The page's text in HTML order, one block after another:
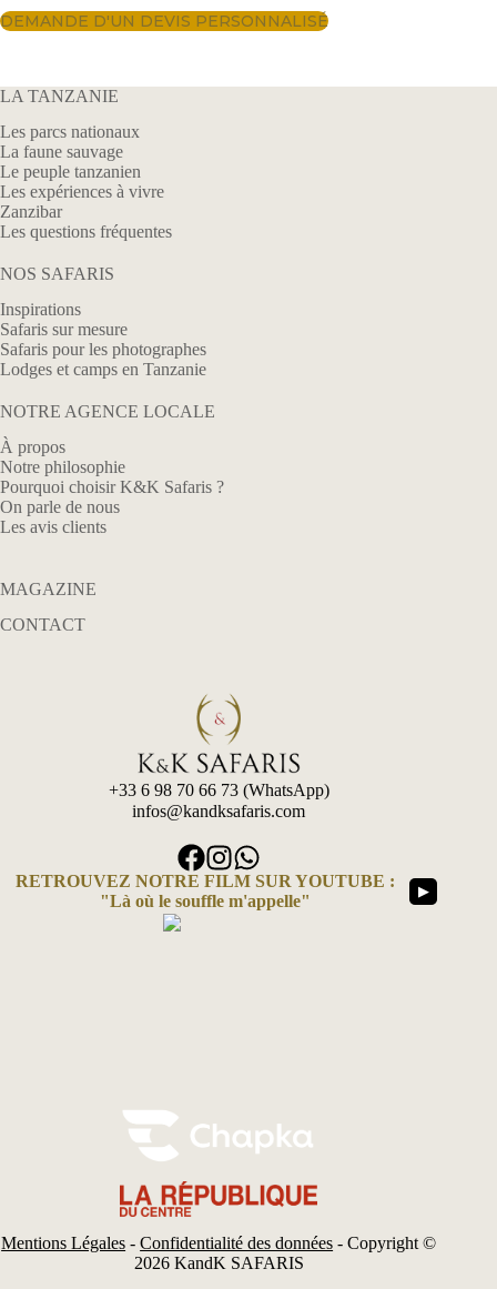
DEMANDE D'UN DEVIS PERSONNALISÉ
LA TANZANIE
Les parcs nationaux
La faune sauvage
Le peuple tanzanien
Les expériences à vivre
Zanzibar
Les questions fréquentes
NOS SAFARIS
Inspirations
Safaris sur mesure
Safaris pour les photographes
Lodges et camps en Tanzanie
NOTRE AGENCE LOCALE
À propos
Notre philosophie
Pourquoi choisir K&K Safaris ?
On parle de nous
Les avis clients
MAGAZINE
CONTACT
+33 6 98 70 66 73 (WhatsApp)
infos@kandksafaris.com
RETROUVEZ NOTRE FILM SUR YOUTUBE :
"Là où le souffle m'appelle"
▶
Mentions Légales - Confidentialité des données - Copyright ©
2026 KandK SAFARIS